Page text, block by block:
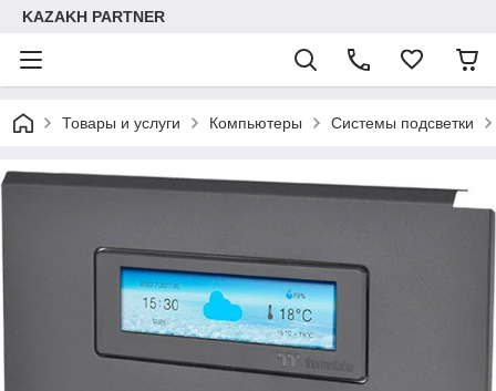
KAZAKH PARTNER
Товары и услуги Компьютеры Системы подсветки